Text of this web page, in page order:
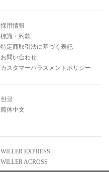
採用情報
標識・約款
特定商取引法に基づく表記
お問い合わせ
カスタマーハラスメントポリシー
한글
简体中文
WILLER EXPRESS
WILLER ACROSS